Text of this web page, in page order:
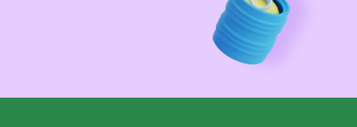
индивидуальные особенности